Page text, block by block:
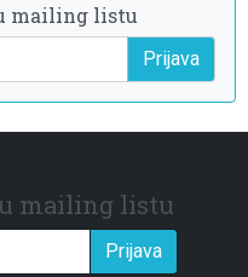
mailing listu
Prijava
mailing listu
Prijava